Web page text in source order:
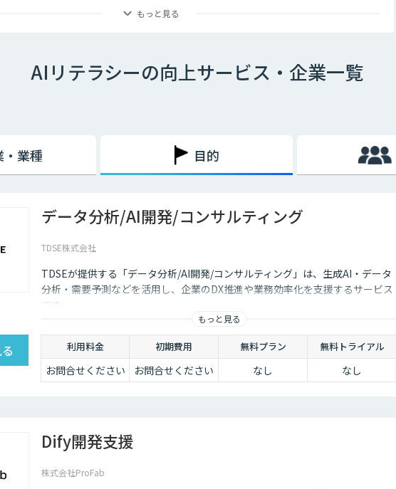
べでは、AI人材の獲得・確保状況についてIT企業の14.3%が「AI人材はいる」と回答し、28.4%が
もっと見る
AIリテラシーの向上サービス・企業一覧
・業種 目的
データ分析/AI開発/コンサルティング
TDSE株式会社
TDSEが提供する「データ分析/AI開発/コンサルティング」は、生成AI・データ
分析・需要予測などを活用し、企業のDX推進や業務効率化を支援するサービス
です。
もっと見る
利用料金 初期費用 無料プラン 無料トライアル
お問合せください お問合せください なし なし
Dify開発支援
株式会社ProFab